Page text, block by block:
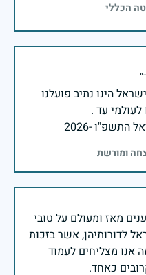
הכללי
הינו נתיב פועלנו
התשפ"ו -2026
ומורשת
מאז ומעולם על טובי
לדורותיהן, אשר בזכות
אנו מצליחים לעמוד